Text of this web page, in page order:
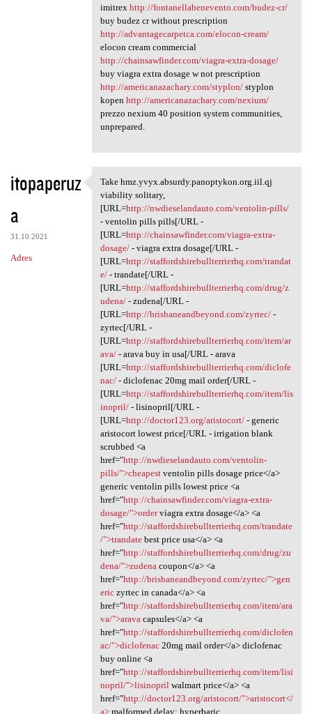
imitrex http://fontanellabenevento.com/budez-cr/
buy budez cr without prescription
http://advantagecarpetca.com/elocon-cream/
elocon cream commercial
http://chainsawfinder.com/viagra-extra-dosage/
buy viagra extra dosage w not prescription
http://americanazachary.com/styplon/styplon
kopen http://americanazachary.com/nexium/
prezzo nexium 40 position system communities,
unprepared.
itopaperuz
a
31.10.2021
Adres
Take hmz.yvyx.absurdy
Take hmz.yvyx.absurdy.panoptykon.org.iil.qj
viability solitary,
[URL=http://nwdieselandauto.com/ventolin-pills/
- ventolin pills pills[/URL -
[URL=http://chainsawfinder.com/viagra-extra-
dosage/- viagra extra dosage[/URL -
[URL=http://staffordshirebullterrierhq.com/trandat
e/- trandate[/URL -
[URL=http://staffordshirebullterrierhq.com/drug/z
udena/- zudena[/URL -
[URL=http://brisbaneandbeyond.com/zyrtec/-
zyrtec[/URL -
[URL=http://staffordshirebullterrierhq.com/item/ar
ava/- arava buy in usa[/URL - arava
[URL=http://staffordshirebullterrierhq.com/diclofe
nac/- diclofenac 20mg mail order[/URL -
[URL=http://staffordshirebullterrierhq.com/item/lis
inopril/- lisinopril[/URL -
[URL=http://doctor123.org/aristocort/- generic
aristocort lowest price[/URL - irrigation blank
scrubbed <a
href="http://nwdieselandauto.com/ventolin-
pills/">cheapestventolin pills dosage price</a>
generic ventolin pills lowest price <a
href="http://chainsawfinder.com/viagra-extra-
dosage/">orderviagra extra dosage</a> <a
href="http://staffordshirebullterrierhq.com/trandate
/">trandatebest price usa</a> <a
href="http://staffordshirebullterrierhq.com/drug/zu
dena/">zudena coupon</a> <a
href="http://brisbaneandbeyond.com/zyrtec/">gen
ericzyrtec in canada</a> <a
href="http://staffordshirebullterrierhq.com/item/ara
va/">arava capsules</a> <a
href="http://staffordshirebullterrierhq.com/diclofen
ac/">diclofenac20mg mail order</a> diclofenac
buy online <a
href="http://staffordshirebullterrierhq.com/item/lisi
nopril/">lisinopril walmart price</a> <a
href="http://doctor123.org/aristocort/">aristocort</
a>malformed delay; hyperbaric